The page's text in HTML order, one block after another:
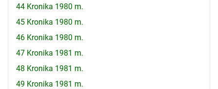
44 Kronika 1980 m.
45 Kronika 1980 m.
46 Kronika 1980 m.
47 Kronika 1981 m.
48 Kronika 1981 m.
49 Kronika 1981 m.